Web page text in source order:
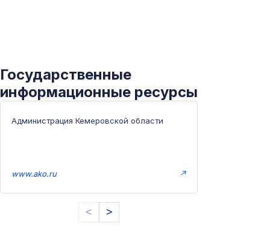
Государственные
информационные ресурсы
Администрация Кемеровской области
www.ako.ru ↗
< >